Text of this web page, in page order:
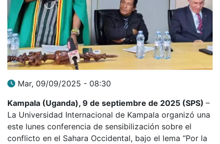
Mar, 09/09/2025 - 08:30
Kampala (Uganda), 9 de septiembre de 2025 (SPS) –
La Universidad Internacional de Kampala organizó una
este lunes conferencia de sensibilización sobre el
conflicto en el Sahara Occidental, bajo el lema “Por la